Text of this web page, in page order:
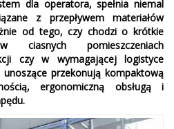
dla operatora, spełnia niemal
z przepływem materiałów
od tego, czy chodzi o krótkie
pomieszczeniach
czy w wymagającej logistyce
przekonują kompaktową
ergonomiczną obsługą i